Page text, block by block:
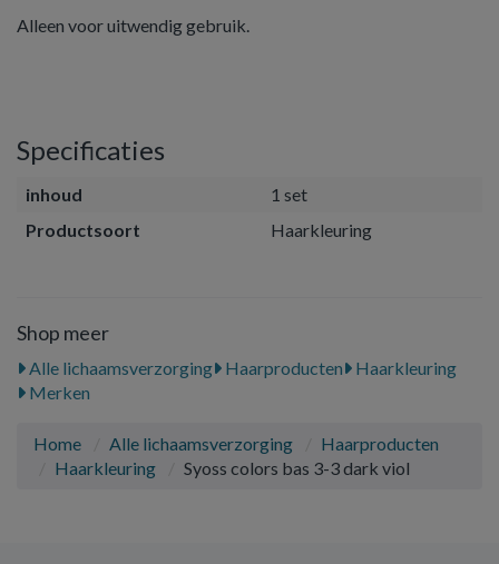
Alleen voor uitwendig gebruik.
Specificaties
inhoud
1 set
Productsoort
Haarkleuring
Shop meer
Alle lichaamsverzorging Haarproducten
Haarkleuring
Merken
Home Alle lichaamsverzorging
Haarproducten
Haarkleuring
Syoss colors bas 3-3 dark viol